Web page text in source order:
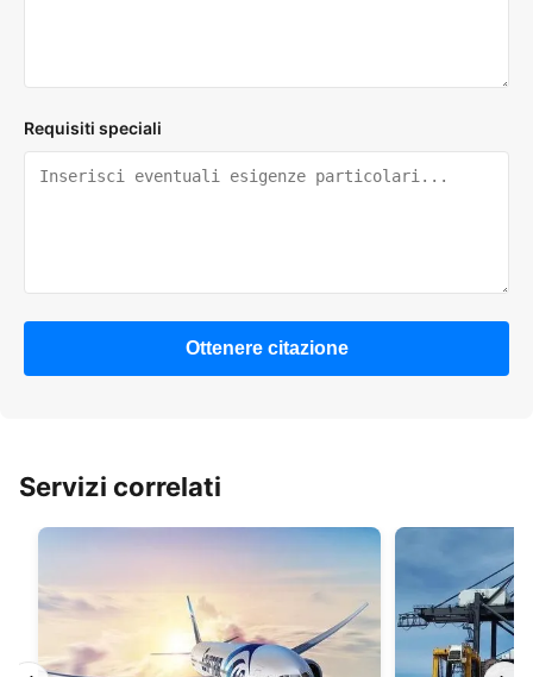
Requisiti speciali
Ottenere citazione
Servizi correlati